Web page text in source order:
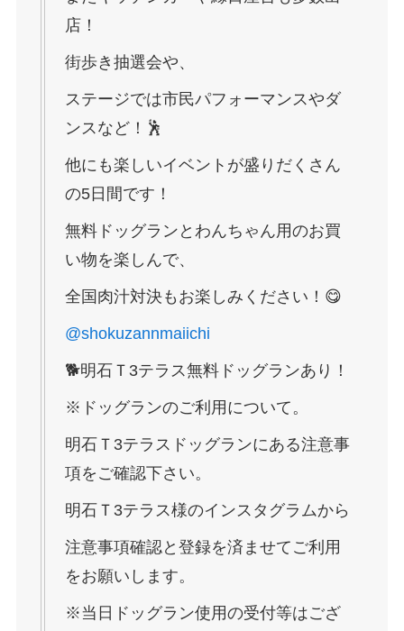
店！
街歩き抽選会や、
ステージでは市民パフォーマンスやダ
ンスなど！🕺
他にも楽しいイベントが盛りだくさん
の5日間です！
無料ドッグランとわんちゃん用のお買
い物を楽しんで、
全国肉汁対決もお楽しみください！😋
@shokuzannmaiichi
🐕明石Ｔ3テラス無料ドッグランあり！
※ドッグランのご利用について。
明石Ｔ3テラスドッグランにある注意事
項をご確認下さい。
明石Ｔ3テラス様のインスタグラムから
注意事項確認と登録を済ませてご利用
をお願いします。
※当日ドッグラン使用の受付等はござ